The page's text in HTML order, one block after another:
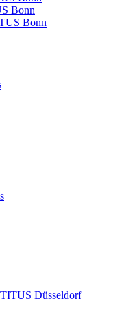
Bonn
Bonn
Düsseldorf